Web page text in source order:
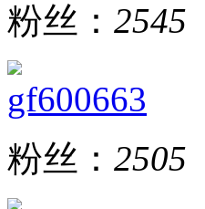
粉丝： 2545
gf600663
粉丝： 2505